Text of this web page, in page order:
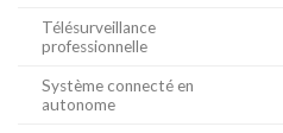
Télésurveillance
professionnelle
Système connecté en
autonome